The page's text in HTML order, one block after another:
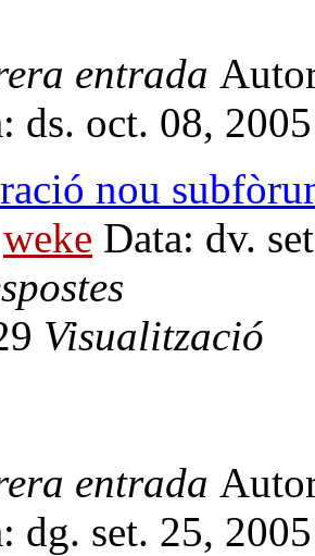
entrada
ds. oct. 08,
nou
weke Data: dv.
Visualització
entrada
dg. set. 25,